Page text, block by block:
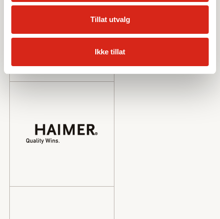
Tillat utvalg
Ikke tillat